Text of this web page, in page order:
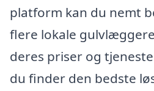
platform kan du nemt
flere lokale
deres priser og
du finder den bedste